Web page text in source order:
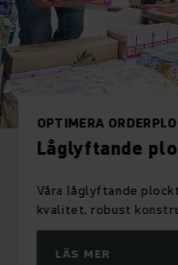
OPTIMERA
Låglyftande
Våra låglyftande
kvalitet, robust
LÄS MER